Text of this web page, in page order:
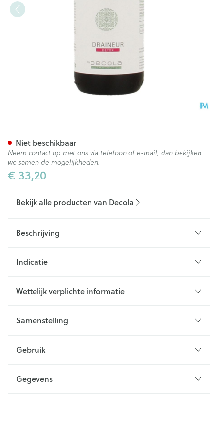
€ 33,20
Niet beschikbaar
Neem contact op met ons via telefoon of e-mail, dan bekijken
we samen de mogelijkheden.
Bekijk alle producten van Decola
Beschrijving
Indicatie
Wettelijk verplichte informatie
Samenstelling
Gebruik
Gegevens